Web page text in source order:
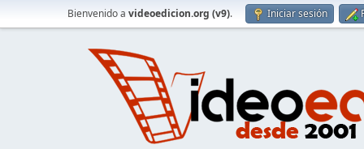
Bienvenido a videoedicion.org (v9). Iniciar sesión